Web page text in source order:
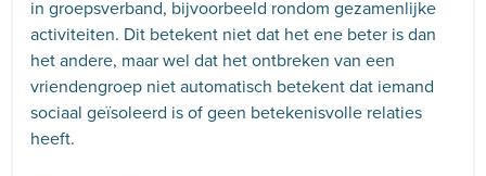
in groepsverband, bijvoorbeeld rondom gezamenlijke
activiteiten. Dit betekent niet dat het ene beter is dan
het andere, maar wel dat het ontbreken van een
vriendengroep niet automatisch betekent dat iemand
sociaal geïsoleerd is of geen betekenisvolle relaties
heeft.